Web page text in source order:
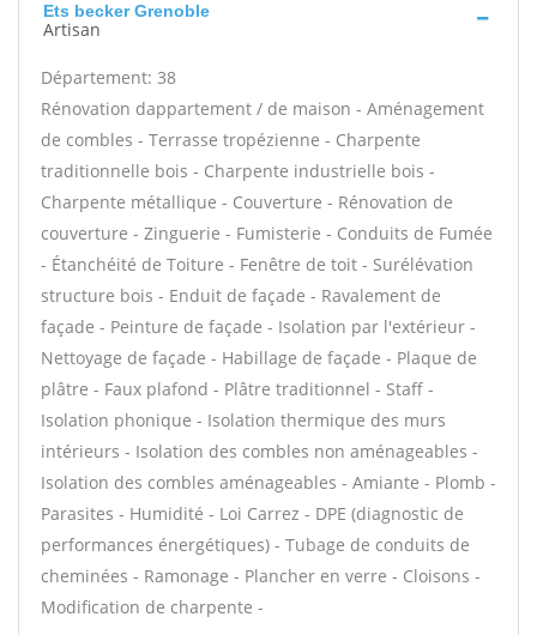
Ets becker Grenoble
Artisan
Département: 38
Rénovation dappartement / de maison - Aménagement
de combles - Terrasse tropézienne - Charpente
traditionnelle bois - Charpente industrielle bois -
Charpente métallique - Couverture - Rénovation de
couverture - Zinguerie - Fumisterie - Conduits de Fumée
- Étanchéité de Toiture - Fenêtre de toit - Surélévation
structure bois - Enduit de façade - Ravalement de
façade - Peinture de façade - Isolation par l'extérieur -
Nettoyage de façade - Habillage de façade - Plaque de
plâtre - Faux plafond - Plâtre traditionnel - Staff -
Isolation phonique - Isolation thermique des murs
intérieurs - Isolation des combles non aménageables -
Isolation des combles aménageables - Amiante - Plomb -
Parasites - Humidité - Loi Carrez - DPE (diagnostic de
performances énergétiques) - Tubage de conduits de
cheminées - Ramonage - Plancher en verre - Cloisons -
Modification de charpente -